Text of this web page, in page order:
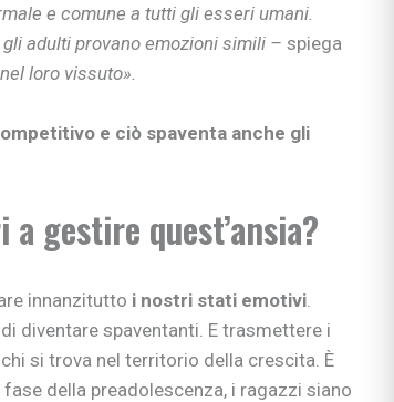
e comune a tutti gli esseri umani.
adulti provano emozioni simili – spiega
loro vissuto».
e ciò spaventa anche gli
gestire quest’ansia?
innanzitutto i nostri stati emotivi.
diventare spaventanti. E trasmettere i
si trova nel territorio della crescita. È
della preadolescenza, i ragazzi siano